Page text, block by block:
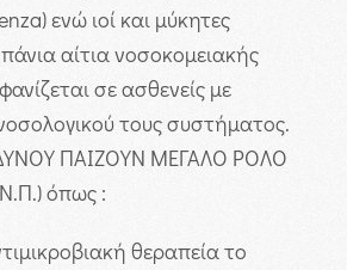
ενώ ιοί και μύκητες
αίτια νοσοκομειακής
σε ασθενείς με
τους συστήματος.
ΠΑΙΖΟΥΝ ΜΕΓΑΛΟ ΡΟΛΟ
όπως :
θεραπεία το